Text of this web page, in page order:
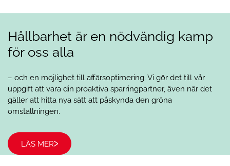
Tryckt elektronik
EMC and EMI shielding
Grafiska lösningar som stärker produktidentitet
Mikrokomponenter
Precisionskomponenter i metall och plast för
Metallkomponenter
Box Build Assembly
Hållbarhet är en nödvändig kamp
för oss alla
– och en möjlighet till affärsoptimering. Vi gör det till vår
uppgift att vara din proaktiva sparringpartner, även när det
gäller att hitta nya sätt att påskynda den gröna
omställningen.
LÄS MER